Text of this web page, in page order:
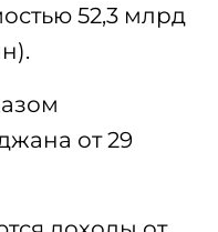
52,3 млрд
от 29